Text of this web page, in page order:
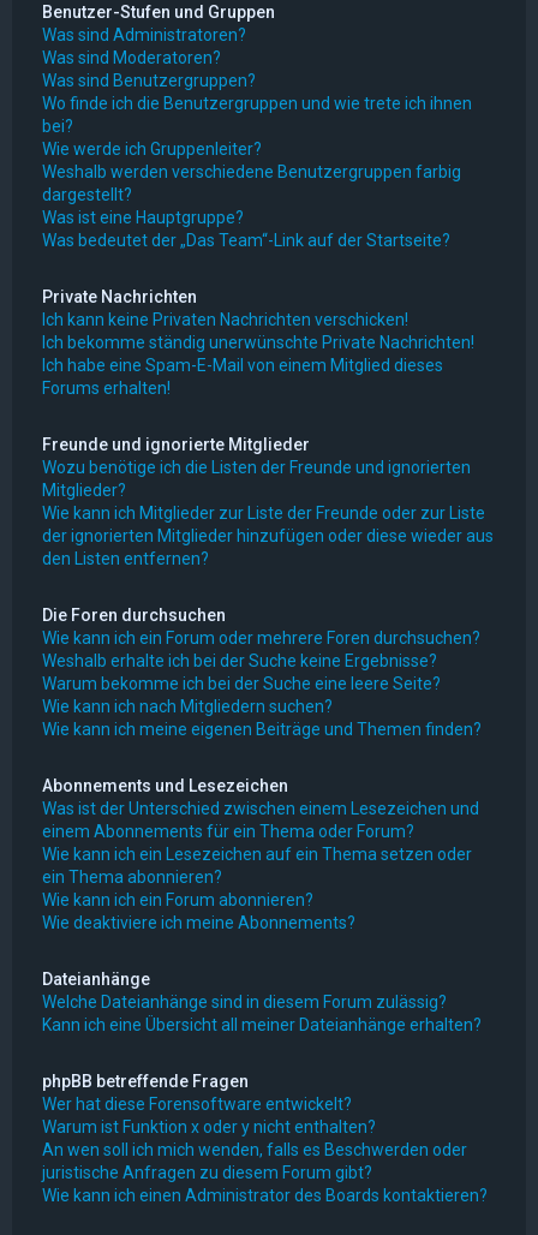
Benutzer-Stufen und Gruppen
Was sind Administratoren?
Was sind Moderatoren?
Was sind Benutzergruppen?
Wo finde ich die Benutzergruppen und wie trete ich ihnen
bei?
Wie werde ich Gruppenleiter?
Weshalb werden verschiedene Benutzergruppen farbig
dargestellt?
Was ist eine Hauptgruppe?
Was bedeutet der „Das Team“-Link auf der Startseite?
Private Nachrichten
Ich kann keine Privaten Nachrichten verschicken!
Ich bekomme ständig unerwünschte Private Nachrichten!
Ich habe eine Spam-E-Mail von einem Mitglied dieses
Forums erhalten!
Freunde und ignorierte Mitglieder
Wozu benötige ich die Listen der Freunde und ignorierten
Mitglieder?
Wie kann ich Mitglieder zur Liste der Freunde oder zur Liste
der ignorierten Mitglieder hinzufügen oder diese wieder aus
den Listen entfernen?
Die Foren durchsuchen
Wie kann ich ein Forum oder mehrere Foren durchsuchen?
Weshalb erhalte ich bei der Suche keine Ergebnisse?
Warum bekomme ich bei der Suche eine leere Seite?
Wie kann ich nach Mitgliedern suchen?
Wie kann ich meine eigenen Beiträge und Themen finden?
Abonnements und Lesezeichen
Was ist der Unterschied zwischen einem Lesezeichen und
einem Abonnements für ein Thema oder Forum?
Wie kann ich ein Lesezeichen auf ein Thema setzen oder
ein Thema abonnieren?
Wie kann ich ein Forum abonnieren?
Wie deaktiviere ich meine Abonnements?
Dateianhänge
Welche Dateianhänge sind in diesem Forum zulässig?
Kann ich eine Übersicht all meiner Dateianhänge erhalten?
phpBB betreffende Fragen
Wer hat diese Forensoftware entwickelt?
Warum ist Funktion x oder y nicht enthalten?
An wen soll ich mich wenden, falls es Beschwerden oder
juristische Anfragen zu diesem Forum gibt?
Wie kann ich einen Administrator des Boards kontaktieren?